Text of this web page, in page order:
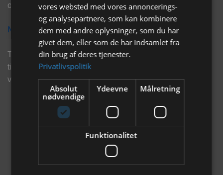
os for hjælp..
Nyhedsbrev
Tilmeld dig vores nyhedsbrev og eksklusive tilbud og få
tilbud på mail før andre gør. Vi vil holde dig opdateret med
vores seneste information, produkter og tilbud.
vores websted med vores annoncerings-
og analysepartnere, som kan kombinere
dem med andre oplysninger, som du har
givet dem, eller som de har indsamlet fra
din brug af deres tjenester.
Privatlivspolitik
Absolut
nødvendige
Ydeevne Målretning
Funktionalitet